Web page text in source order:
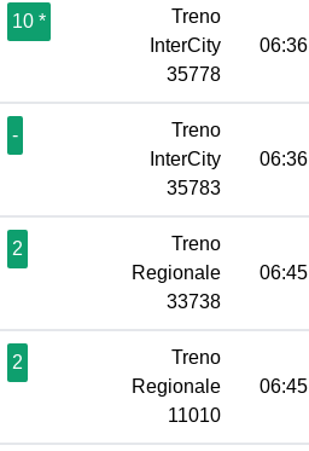
10 *
Treno
InterCity
35778
06:36
-
Treno
InterCity
35783
06:36
2
Treno
Regionale
33738
06:45
2
Treno
Regionale
11010
06:45